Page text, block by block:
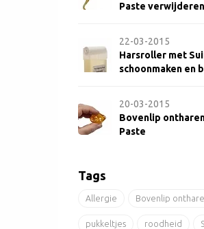
Paste
22-03-2015
Harsroller met
schoonmaken en
20-03-2015
Bovenlip
Paste
Tags
Allergie Bovenlip
pukkeltjes roodheid